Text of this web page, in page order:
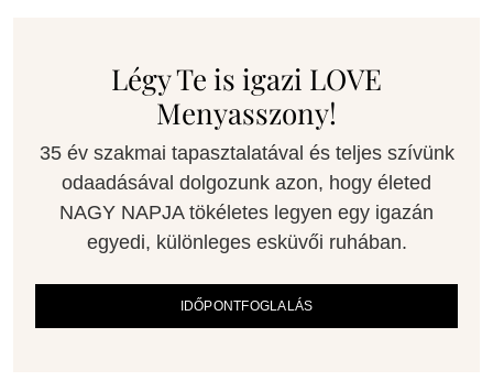
Légy Te is igazi LOVE
Menyasszony!
35 év szakmai tapasztalatával és teljes szívünk
odaadásával dolgozunk azon, hogy életed
NAGY NAPJA tökéletes legyen egy igazán
egyedi, különleges esküvői ruhában.
IDŐPONTFOGLALÁS